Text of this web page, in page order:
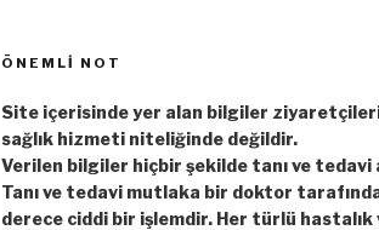
k
t
ÖNEMLI NOT
Site içerisinde yer alan bilgiler
sağlık hizmeti niteliğinde değildir.
Verilen bilgiler hiçbir şekilde tanı ve tedavi
Tanı ve tedavi mutlaka bir doktor
derece ciddi bir işlemdir. Her türlü